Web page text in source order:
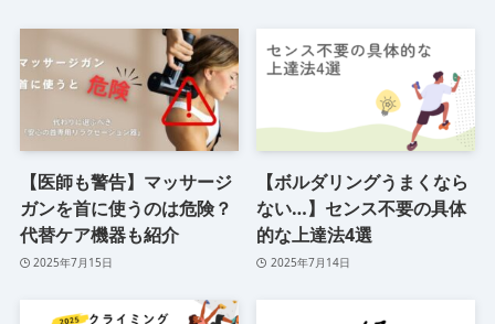
【医師も警告】マッサージ
ガンを首に使うのは危険？
代替ケア機器も紹介
2025年7月15日
【ボルダリングうまくなら
ない…】センス不要の具体
的な上達法4選
2025年7月14日